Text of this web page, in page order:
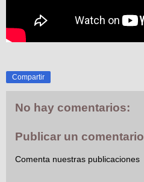
Compartir
No hay comentarios:
Publicar un comentario
Comenta nuestras publicaciones